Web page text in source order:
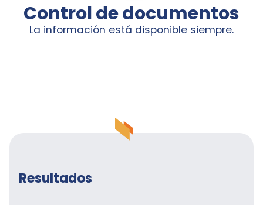
Control de documentos
La información está disponible siempre.
Resultados